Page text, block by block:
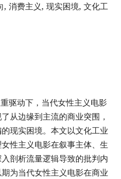
, 消费主义, 现实困境, 文化工
驱动下，当代女性主义电影
从边缘到主流的商业突围，
现实困境。本文以文化工业
性主义电影在叙事主体、生
剖析流量逻辑导致的批判内
为当代女性主义电影在商业